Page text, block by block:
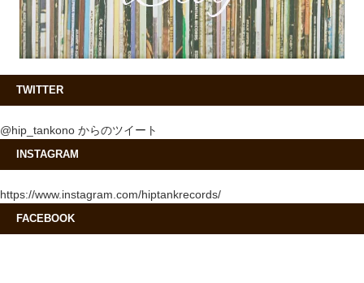
TWITTER
@hip_tankono からのツイート
INSTAGRAM
https://www.instagram.com/hiptankrecords/
FACEBOOK